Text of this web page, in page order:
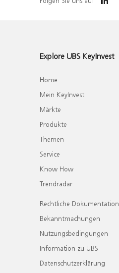
Explore UBS KeyInvest
Home
Mein KeyInvest
Märkte
Produkte
Themen
Service
Know How
Trendradar
Rechtliche Dokumentation
Bekanntmachungen
Nutzungsbedingungen
Information zu UBS
Datenschutzerklärung